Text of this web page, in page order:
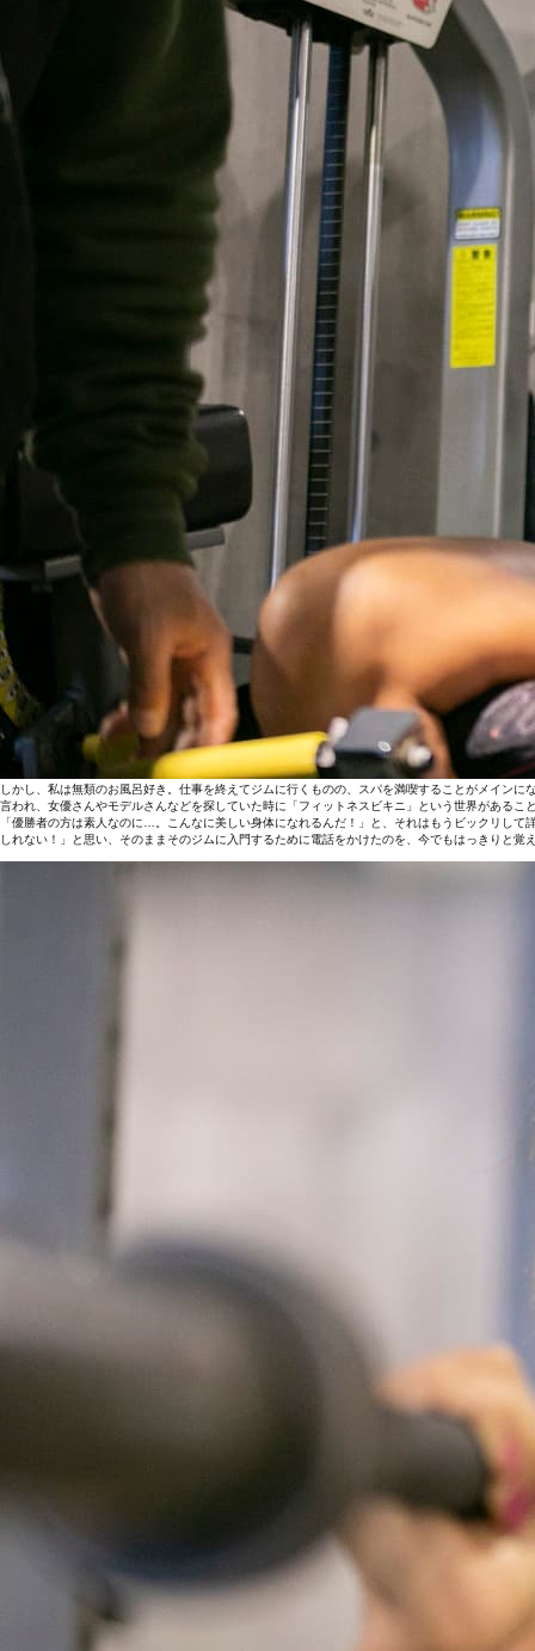
しかし、私は無類のお風呂好き。仕事を終えてジムに行くものの、スパを満喫することがメイン
言われ、女優さんやモデルさんなどを探していた時に「フィットネスビキニ」という世界があるこ
「優勝者の方は素人なのに…。こんなに美しい身体になれるんだ！」と、それはもうビックリし
しれない！」と思い、そのままそのジムに入門するために電話をかけたのを、今でもはっきりと覚